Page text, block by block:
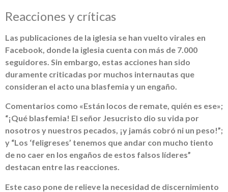
Reacciones y críticas
Las publicaciones de la iglesia se han vuelto virales en
Facebook, donde la iglesia cuenta con más de 7.000
seguidores. Sin embargo, estas acciones han sido
duramente criticadas por muchos internautas que
consideran el acto una blasfemia y un engaño.
Comentarios como «Están locos de remate, quién es ese»;
“¡Qué blasfemia! El señor Jesucristo dio su vida por
nosotros y nuestros pecados, ¡y jamás cobró ni un peso!”;
y “Los ‘feligreses’ tenemos que andar con mucho tiento
de no caer en los engaños de estos falsos líderes”
destacan entre las reacciones.
Este caso pone de relieve la necesidad de discernimiento